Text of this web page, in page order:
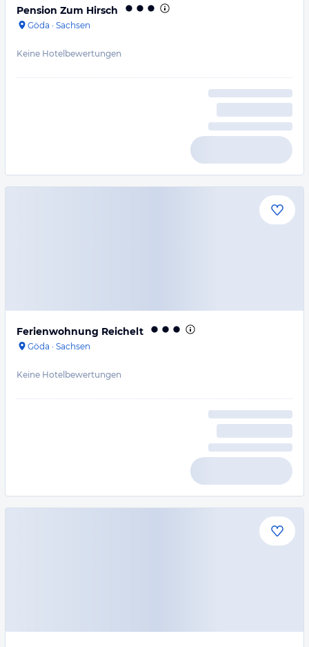
Pension Zum Hirsch
Göda · Sachsen
Keine Hotelbewertungen
Ferienwohnung Reichelt
Göda · Sachsen
Keine Hotelbewertungen